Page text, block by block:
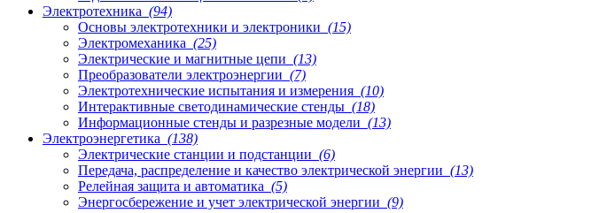
Электротехника (94)
Основы электротехники и электроники (15)
Электромеханика (25)
Электрические и магнитные цепи (13)
Преобразователи электроэнергии (7)
Электротехнические испытания и измерения (10)
Интерактивные светодинамические стенды (18)
Информационные стенды и разрезные модели (13)
Электроэнергетика (138)
Электрические станции и подстанции (6)
Передача, распределение и качество электрической энергии (13)
Релейная защита и автоматика (5)
Энергосбережение и учет электрической энергии (9)